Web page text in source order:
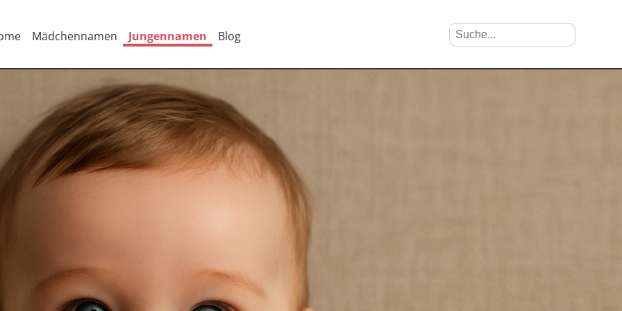
Mädchennamen Jungennamen Blog Suche nach Vornamen Search